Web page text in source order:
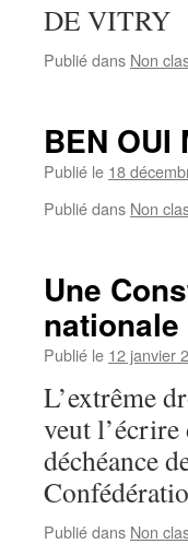
DE
Publié dans Non
BEN OUI
Publié le 18
Publié dans Non
Une
Publié le 12 janvier
L’extrême
veut l’écrire
déchéance
Publié dans Non